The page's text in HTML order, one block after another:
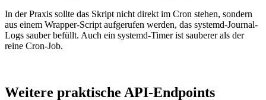
In der Praxis sollte das Skript nicht direkt im Cron stehen, sondern
aus einem Wrapper-Script aufgerufen werden, das systemd-Journal-
Logs sauber befüllt. Auch ein systemd-Timer ist sauberer als der
reine Cron-Job.
Weitere praktische API-Endpoints